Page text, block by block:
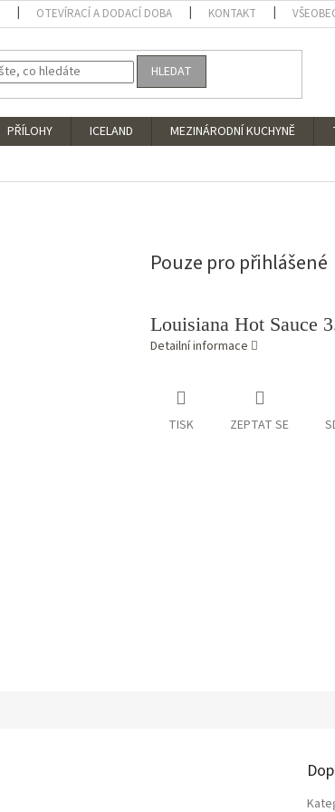
OTEVÍRACÍ A DODACÍ DOBA KONTAKT
HLEDAT
PŘÍLOHY ICELAND MEZINÁRODNÍ KUCHYNĚ
Pouze pro přihlášené
Louisiana Hot Sauce
Detailní informace
TISK ZEPTAT SE